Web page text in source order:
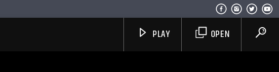
OPEN
PLAY